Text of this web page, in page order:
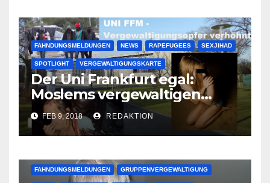
FAHNDUNGSMELDUNGEN NEWS RAPEFUGEES SEXJIHAD
SPOTLIGHT VERGEWALTIGUNGSKARTE
Der Uni Frankfurt egal:
Moslems vergewaltigen
deutsche Studentinnen auf
Uni-Campus
FEB 9, 2018 REDAKTION
FAHNDUNGSMELDUNGEN GRUPPENVERGEWALTIGUNG